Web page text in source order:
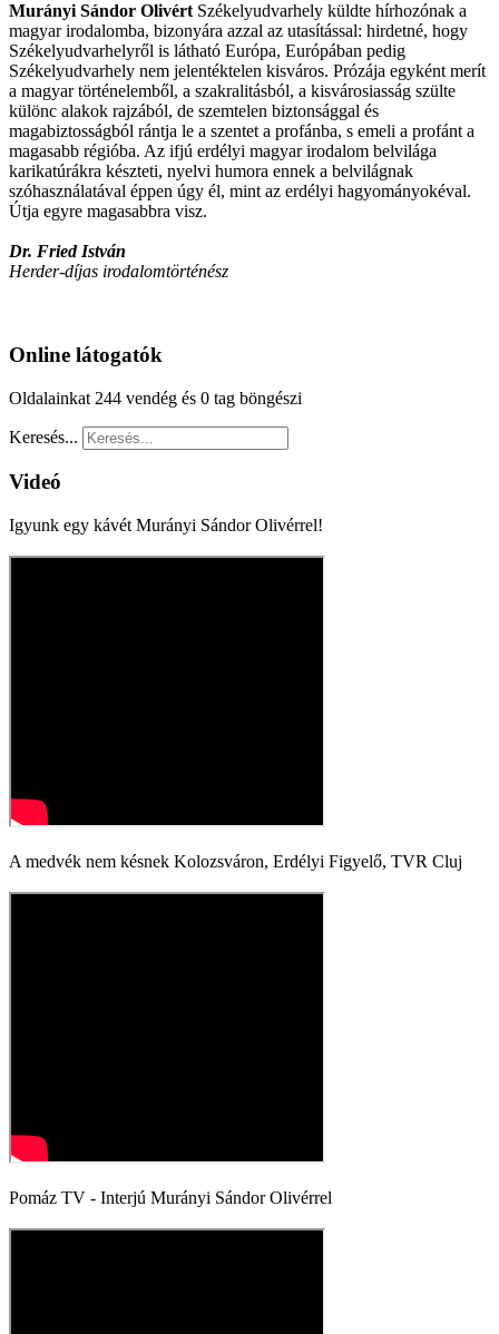
Murányi Sándor Olivért Székelyudvarhely küldte hírhozónak a
magyar irodalomba, bizonyára azzal az utasítással: hirdetné, hogy
Székelyudvarhelyről is látható Európa, Európában pedig
Székelyudvarhely nem jelentéktelen kisváros. Prózája egyként merít
a magyar történelemből, a szakralitásból, a kisvárosiasság szülte
különc alakok rajzából, de szemtelen biztonsággal és
magabiztosságból rántja le a szentet a profánba, s emeli a profánt a
magasabb régióba. Az ifjú erdélyi magyar irodalom belvilága
karikatúrákra készteti, nyelvi humora ennek a belvilágnak
szóhasználatával éppen úgy él, mint az erdélyi hagyományokéval.
Útja egyre magasabbra visz.
Dr. Fried István
Herder-díjas irodalomtörténész
Online látogatók
Oldalainkat 244 vendég és 0 tag böngészi
Keresés...
Videó
Igyunk egy kávét Murányi Sándor Olivérrel!
A medvék nem késnek Kolozsváron, Erdélyi Figyelő, TVR Cluj
Pomáz TV - Interjú Murányi Sándor Olivérrel